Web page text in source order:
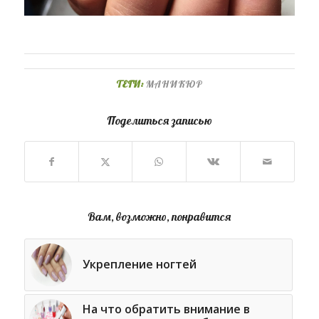
ТЕГИ: МАНИКЮР
Поделиться записью
Вам, возможно, понравится
Укрепление ногтей
На что обратить внимание в